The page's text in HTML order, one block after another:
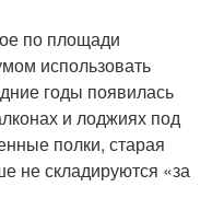
по площади
использовать
годы появилась
и лоджиях под
полки, старая
не складируются «за